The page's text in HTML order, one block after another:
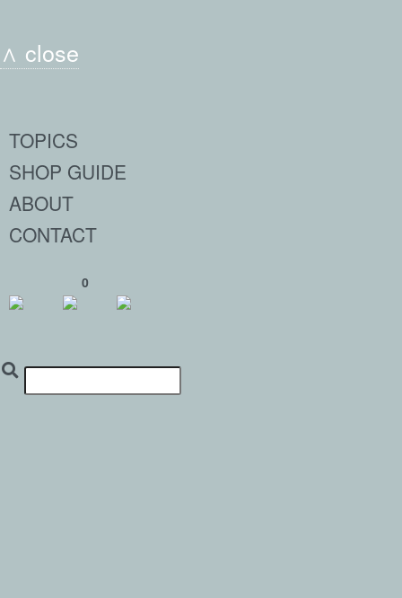
∧ close
TOPICS
SHOP GUIDE
ABOUT
CONTACT
0